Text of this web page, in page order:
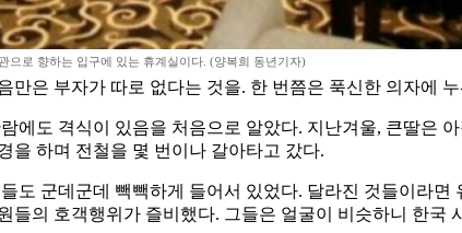
으로 향하는 입구에 있는 휴계실이다. (양복희 동년기자)
만은 부자가 따로 없다는 것을. 한 번쯤은 푹신한 의자에
에도 격식이 있음을 처음으로 알았다. 지난겨울, 큰딸은
을 하며 전철을 몇 번이나 갈아타고 갔다.
도 군데군데 빽빽하게 들어서 있었다. 달라진 것들이라
의 호객행위가 즐비했다. 그들은 얼굴이 비슷하니 한국